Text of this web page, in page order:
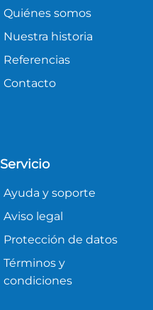
Quiénes somos
Nuestra historia
Referencias
Contacto
Servicio
Ayuda y soporte
Aviso legal
Protección de datos
Términos y
condiciones